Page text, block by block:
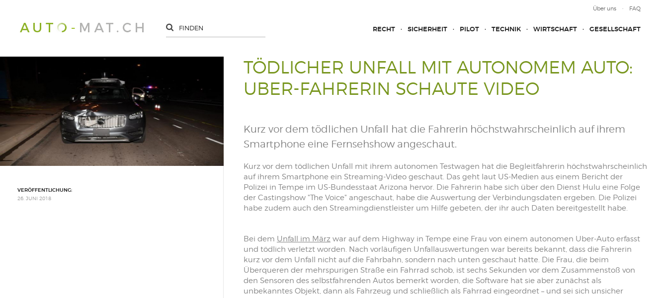
Über uns FAQ
RECHT SICHERHEIT PILOT TECHNIK WIRTSCHAFT GESELLSCHAFT
TÖDLICHER UNFALL MIT AUTONOMEM AUTO:
UBER-FAHRERIN SCHAUTE VIDEO
Kurz vor dem tödlichen Unfall hat die Fahrerin höchstwahrscheinlich auf ihrem
Smartphone eine Fernsehshow angeschaut.
Kurz vor dem tödlichen Unfall mit ihrem autonomen Testwagen hat die Begleitfahrerin höchstwahrscheinlich
auf ihrem Smartphone ein Streaming-Video geschaut. Das geht laut US-Medien aus einem Bericht der
Polizei in Tempe im US-Bundesstaat Arizona hervor. Die Fahrerin habe sich über den Dienst Hulu eine Folge
der Castingshow "The Voice" angeschaut, habe die Auswertung der Verbindungsdaten ergeben. Die Polizei
habe zudem auch den Streamingdienstleister um Hilfe gebeten, der ihr auch Daten bereitgestellt habe.
Bei dem Unfall im Märzwar auf dem Highway in Tempe eine Frau von einem autonomen Uber-Auto erfasst
und tödlich verletzt worden. Nach vorläufigen Unfallauswertungen war bereits bekannt, dass die Fahrerin
kurz vor dem Unfall nicht auf die Fahrbahn, sondern nach unten geschaut hatte. Die Frau, die beim
Überqueren der mehrspurigen Straße ein Fahrrad schob, ist sechs Sekunden vor dem Zusammenstoß von
den Sensoren des selbstfahrenden Autos bemerkt worden, die Software hat sie aber zunächst als
unbekanntes Objekt, dann als Fahrzeug und schließlich als Fahrrad eingeordnet – und sei sich unsicher
VERÖFFENTLICHUNG:
26. JUNI 2018